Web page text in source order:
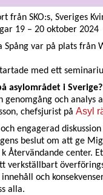
från SKO:s, Sveriges
19 – 20 oktober 2024
Spång var på plats från
med ett
asylområdet i
genomgång och analys
chefsjurist på Asyl
och engagerad
beslut om att ge
Återvändande center.
verkställbart
innehåll och
alla.